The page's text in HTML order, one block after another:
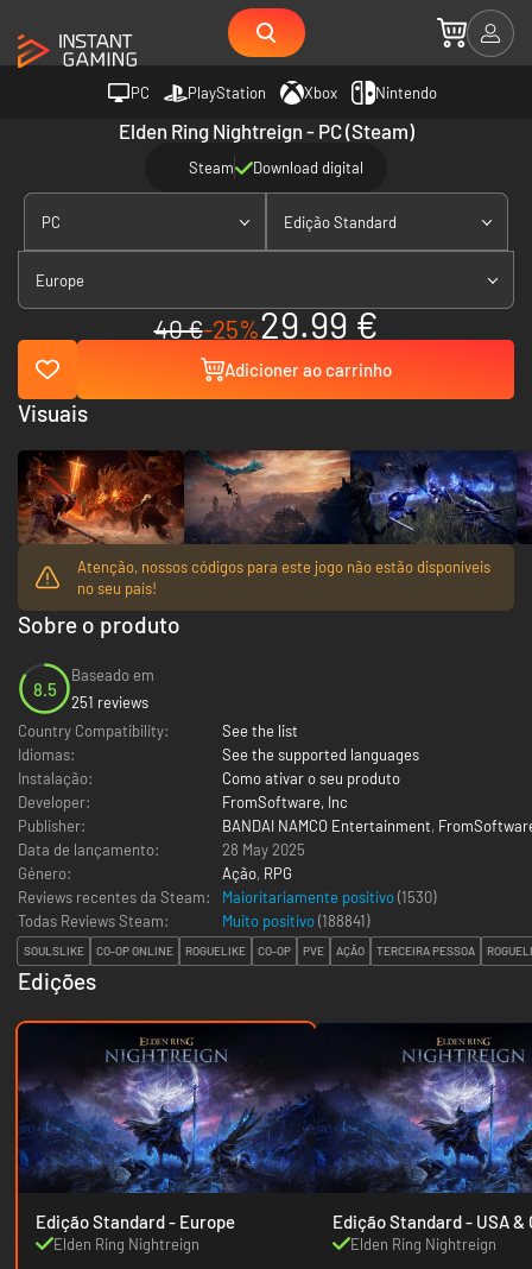
PC PlayStation Xbox Nintendo
Elden Ring Nightreign - PC (Steam)
Steam Download digital
PC Edição Standard
Europe
40 €-25%29.99 €
Adicioner ao carrinho
Atenção, nossos códigos para este jogo não estão disponíveis
no seu país!
Sobre o produto
8.5
Baseado em
251 reviews
Country Compatibility:
See the list
Idiomas:
See the supported languages
Instalação:
Como ativar o seu produto
Developer:
FromSoftware, Inc
Publisher:
BANDAI NAMCO Entertainment,
Data de lançamento:
28 May 2025
Género:
Ação, RPG
Reviews recentes da Steam:
Maioritariamente positivo(1530)
Todas Reviews Steam:
Muito positivo(188841)
SOULSLIKE CO-OP ONLINE ROGUELIKE CO-OP PVE AÇÃO TERCEIRA PESSOA
Edições
Edição Standard - Europe
Elden Ring Nightreign
Edição Standard
Elden Ring Nightreign
Visuais